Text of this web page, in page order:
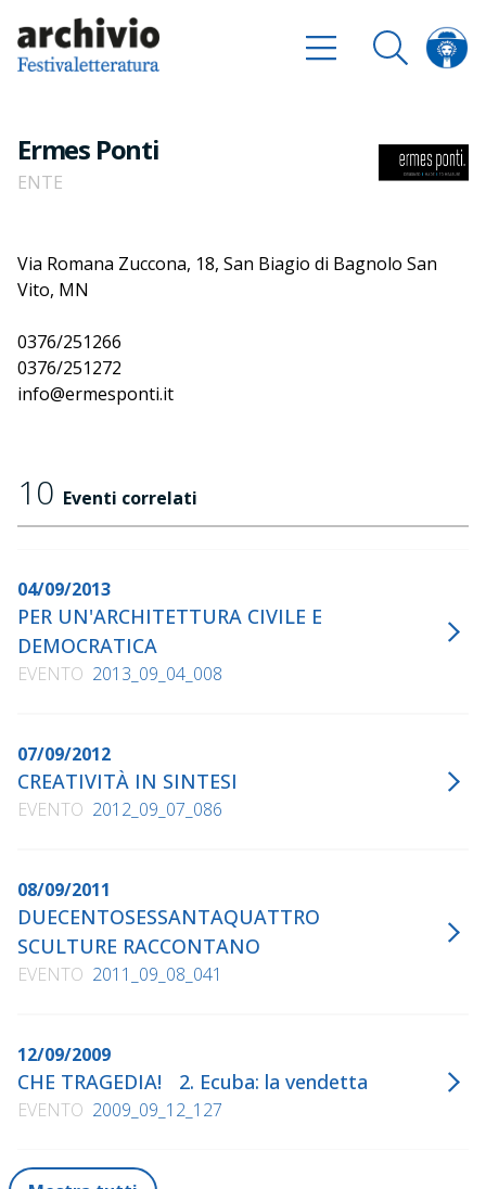
Ermes Ponti
ENTE
Via Romana Zuccona, 18, San Biagio di Bagnolo San
Vito, MN
0376/251266
0376/251272
info@ermesponti.it
10 Eventi correlati
04/09/2013
PER UN'ARCHITETTURA CIVILE E
DEMOCRATICA
EVENTO 2013_09_04_008
07/09/2012
CREATIVITÀ IN SINTESI
EVENTO 2012_09_07_086
08/09/2011
DUECENTOSESSANTAQUATTRO
SCULTURE RACCONTANO
EVENTO 2011_09_08_041
12/09/2009
CHE TRAGEDIA! 2. Ecuba: la vendetta
EVENTO 2009_09_12_127